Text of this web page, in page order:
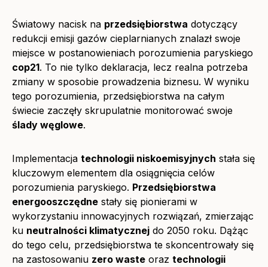
Światowy nacisk na przedsiębiorstwa dotyczący
redukcji emisji gazów cieplarnianych znalazł swoje
miejsce w postanowieniach porozumienia paryskiego
cop21. To nie tylko deklaracja, lecz realna potrzeba
zmiany w sposobie prowadzenia biznesu. W wyniku
tego porozumienia, przedsiębiorstwa na całym
świecie zaczęły skrupulatnie monitorować swoje
ślady węglowe.
Implementacja technologii niskoemisyjnych stała się
kluczowym elementem dla osiągnięcia celów
porozumienia paryskiego. Przedsiębiorstwa
energooszczędne stały się pionierami w
wykorzystaniu innowacyjnych rozwiązań, zmierzając
ku neutralności klimatycznej do 2050 roku. Dążąc
do tego celu, przedsiębiorstwa te skoncentrowały się
na zastosowaniu zero waste oraz technologii